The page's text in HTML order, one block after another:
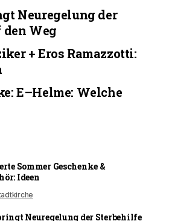
Neuregelung der
Weg
+ Eros Ramazzotti:
E–Helme: Welche
Sommer Geschenke &
Ideen
Neuregelung der Sterbehilfe